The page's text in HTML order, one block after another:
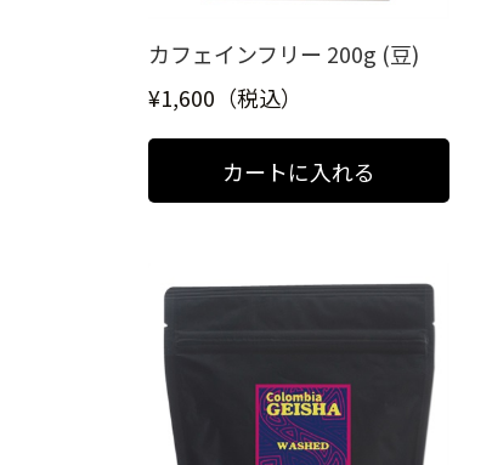
カフェインフリー 200g (豆)
¥1,600（税込）